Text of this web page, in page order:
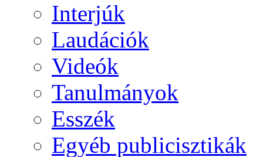
Interjúk
Laudációk
Videók
Tanulmányok
Esszék
Egyéb publicisztikák